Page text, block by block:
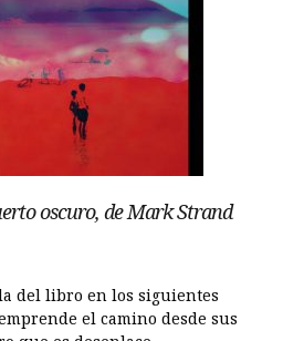
oscuro, de Mark Strand
del libro en los siguientes
el camino desde sus